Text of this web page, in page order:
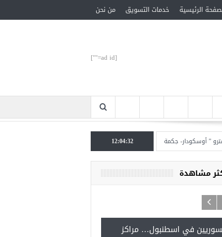
الرئيسية خدمات التسويق من نحن
[ad id=""]
جكمة كوي” الأحد المقبل تركيا تحتل المرتبة الأولى عالميا بالمساعدات12:04:33
مشاهدة
في اسطنبول… مراكز